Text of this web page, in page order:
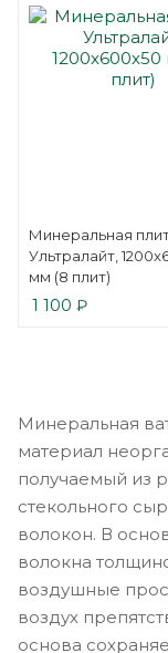
Минеральная
Ультралайт,
мм (8 плит)
1 100 ₽
Минеральная
материал
получаемый из
стекольного
волокон. В
волокна
воздушные
воздух
основа